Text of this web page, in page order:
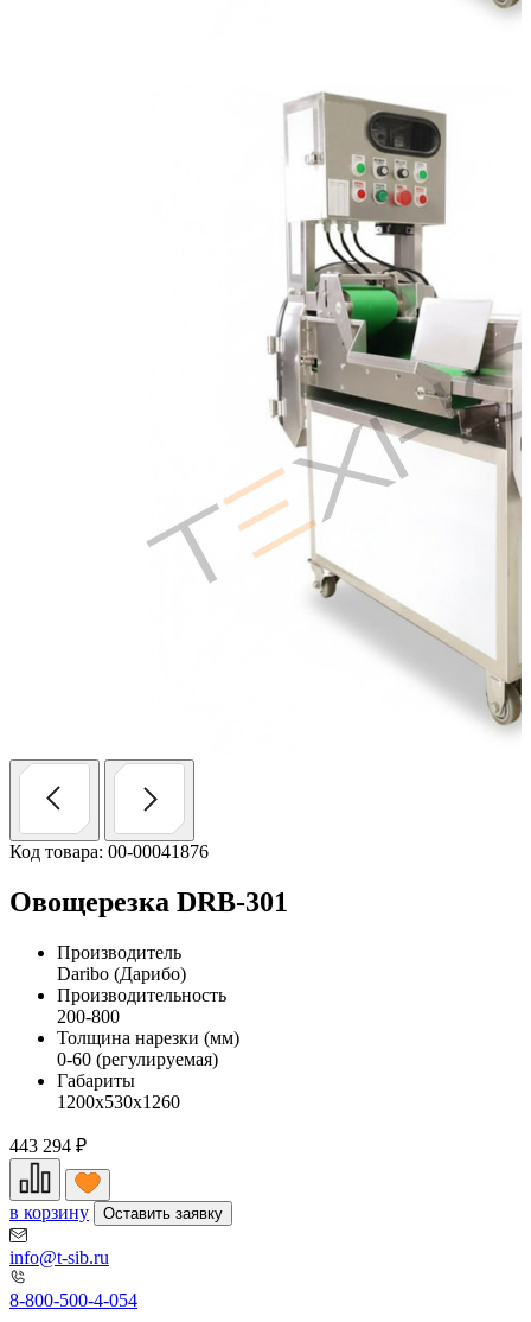
Код товара: 00-00041876
Овощерезка DRB-301
Производитель
Daribo (Дарибо)
Производительность
200-800
Толщина нарезки (мм)
0-60 (регулируемая)
Габариты
1200х530х1260
443 294 ₽
в корзину Оставить заявку
info@t-sib.ru
8-800-500-4-054